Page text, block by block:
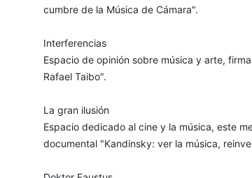
cumbre de la Música de Cámara".
Interferencias
Espacio de opinión sobre música y arte,
Rafael Taibo".
La gran ilusión
Espacio dedicado al cine y la música, este
documental "Kandinsky: ver la música,